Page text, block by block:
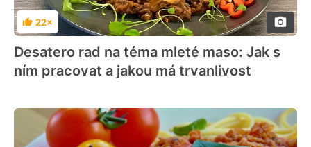
Hodnocení
22×
Desatero rad na téma mleté maso: Jak s
ním pracovat a jakou má trvanlivost